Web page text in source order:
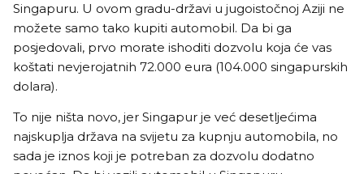
Singapuru. U ovom gradu-državi u jugoistočnoj Aziji ne
možete samo tako kupiti automobil. Da bi ga
posjedovali, prvo morate ishoditi dozvolu koja će vas
koštati nevjerojatnih 72.000 eura (104.000 singapurskih
dolara).
To nije ništa novo, jer Singapur je već desetljećima
najskuplja država na svijetu za kupnju automobila, no
sada je iznos koji je potreban za dozvolu dodatno